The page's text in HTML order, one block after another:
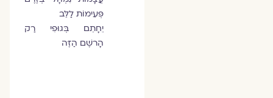
פְּעִימוֹת לַלֵּב
יֵחָתֵם בְּגוּפִי רַק
הָרשֶׁם הַזֶּה